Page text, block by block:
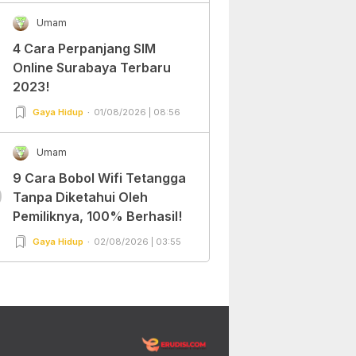
Umam
4 Cara Perpanjang SIM
Online Surabaya Terbaru
2023!
Gaya Hidup 01/08/2026 | 08:56
Umam
9 Cara Bobol Wifi Tetangga
Tanpa Diketahui Oleh
Pemiliknya, 100% Berhasil!
Gaya Hidup 02/08/2026 | 03:55